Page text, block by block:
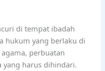
di tempat ibadah
hukum yang berlaku di
perbuatan
yang harus dihindari.